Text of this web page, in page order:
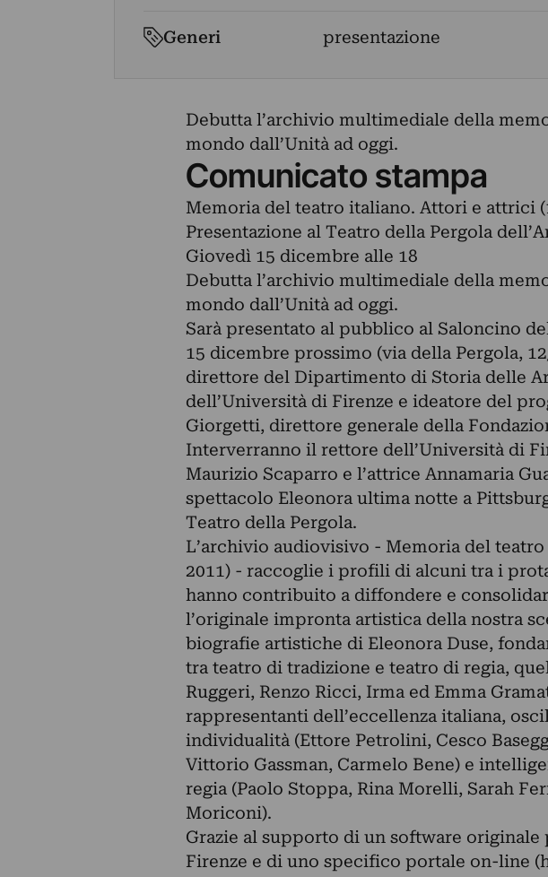
Generi presentazione
Debutta l’archivio multimediale della
mondo dall’Unità ad oggi.
Comunicato stampa
Memoria del teatro italiano. Attori e attrici
Presentazione al Teatro della Pergola
Giovedì 15 dicembre alle 18
Debutta l’archivio multimediale della
mondo dall’Unità ad oggi.
Sarà presentato al pubblico al Saloncino
15 dicembre prossimo (via della Pergola,
direttore del Dipartimento di Storia delle
dell’Università di Firenze e ideatore del
Giorgetti, direttore generale della
Interverranno il rettore dell’Università di
Maurizio Scaparro e l’attrice Annamaria
spettacolo Eleonora ultima notte a
Teatro della Pergola.
L’archivio audiovisivo - Memoria del
2011) - raccoglie i profili di alcuni tra i
hanno contribuito a diffondere e
l’originale impronta artistica della nostra
biografie artistiche di Eleonora Duse,
tra teatro di tradizione e teatro di regia,
Ruggeri, Renzo Ricci, Irma ed Emma
rappresentanti dell’eccellenza italiana,
individualità (Ettore Petrolini, Cesco
Vittorio Gassman, Carmelo Bene) e
regia (Paolo Stoppa, Rina Morelli, Sarah
Moriconi).
Grazie al supporto di un software
Firenze e di uno specifico portale on-line